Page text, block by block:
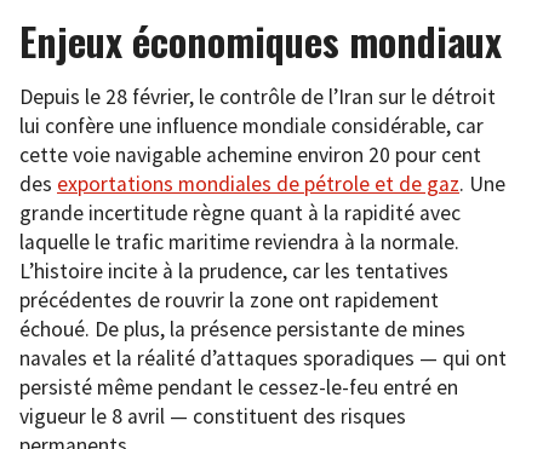
Enjeux économiques mondiaux
Depuis le 28 février, le contrôle de l’Iran sur le détroit
lui confère une influence mondiale considérable, car
cette voie navigable achemine environ 20 pour cent
des exportations mondiales de pétrole et de gaz. Une
grande incertitude règne quant à la rapidité avec
laquelle le trafic maritime reviendra à la normale.
L’histoire incite à la prudence, car les tentatives
précédentes de rouvrir la zone ont rapidement
échoué. De plus, la présence persistante de mines
navales et la réalité d’attaques sporadiques — qui ont
persisté même pendant le cessez-le-feu entré en
vigueur le 8 avril — constituent des risques